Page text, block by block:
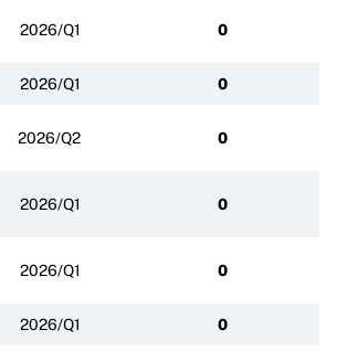
2026/Q1 0
2026/Q1 0
2026/Q2 0
2026/Q1 0
2026/Q1 0
2026/Q1 0